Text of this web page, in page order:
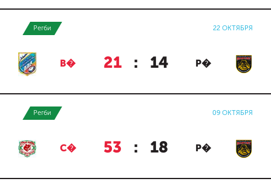
Регби 22 ОКТЯБРЯ
В� 21 : 14 Р�
Регби 09 ОКТЯБРЯ
С� 53 : 18 Р�